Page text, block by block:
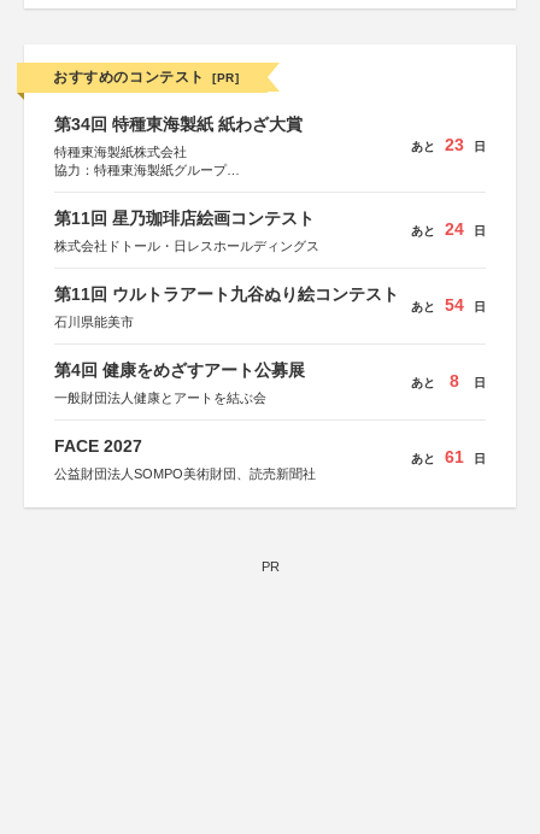
おすすめのコンテスト [PR]
第34回 特種東海製紙 紙わざ大賞
特種東海製紙株式会社
協力：特種東海製紙グループ
あと 23 日
第11回 星乃珈琲店絵画コンテスト
株式会社ドトール・日レスホールディングス
あと 24 日
第11回 ウルトラアート九谷ぬり絵コンテスト
石川県能美市
あと 54 日
第4回 健康をめざすアート公募展
一般財団法人健康とアートを結ぶ会
あと 8 日
FACE 2027
公益財団法人SOMPO美術財団、読売新聞社
あと 61 日
PR